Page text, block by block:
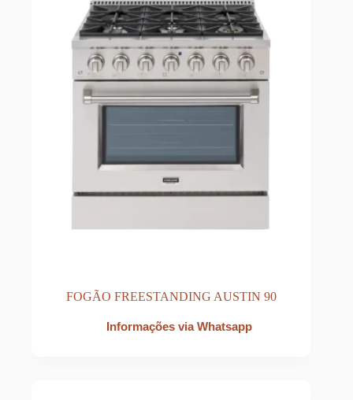
FOGÃO FREESTANDING AUSTIN 90
Informações via Whatsapp